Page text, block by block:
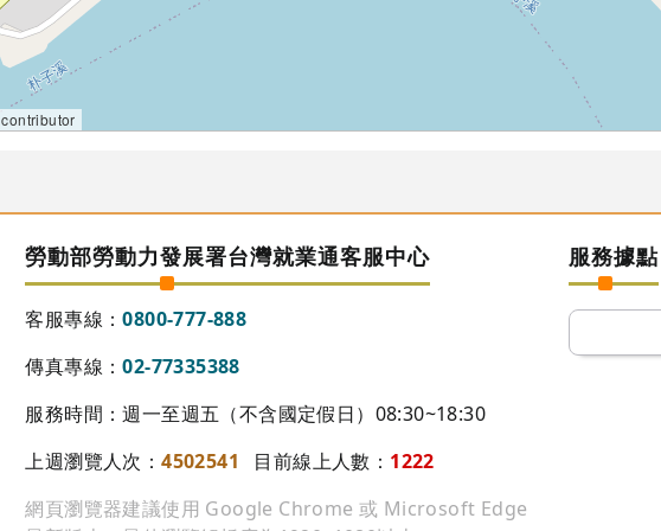
contributor
勞動部勞動力發展署台灣就業通客服中心
客服專線：0800-777-888
傳真專線：02-77335388
服務時間：週一至週五（不含國定假日）08:30~18:30
上週瀏覽人次：4502541 目前線上人數： 1222
網頁瀏覽器建議使用 Google Chrome 或 Microsoft Edge
74
服務據點